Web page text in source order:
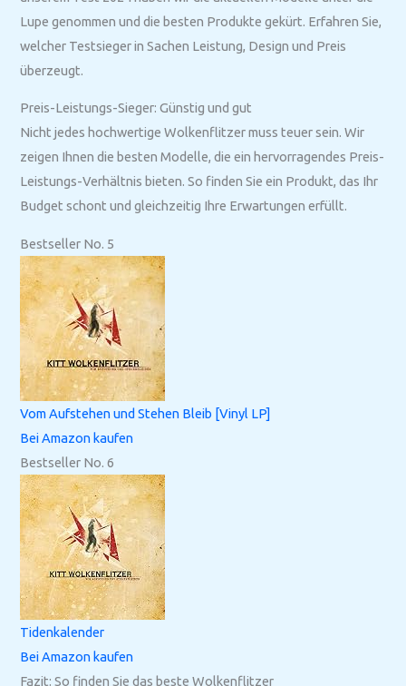
Lupe genommen und die besten Produkte gekürt. Erfahren Sie,
welcher Testsieger in Sachen Leistung, Design und Preis
überzeugt.
Preis-Leistungs-Sieger: Günstig und gut
Nicht jedes hochwertige Wolkenflitzer muss teuer sein. Wir
zeigen Ihnen die besten Modelle, die ein hervorragendes Preis-
Leistungs-Verhältnis bieten. So finden Sie ein Produkt, das Ihr
Budget schont und gleichzeitig Ihre Erwartungen erfüllt.
Bestseller No. 5
Vom Aufstehen und Stehen Bleib [Vinyl LP]
Bei Amazon kaufen
Bestseller No. 6
Tidenkalender
Bei Amazon kaufen
Fazit: So finden Sie das beste Wolkenflitzer